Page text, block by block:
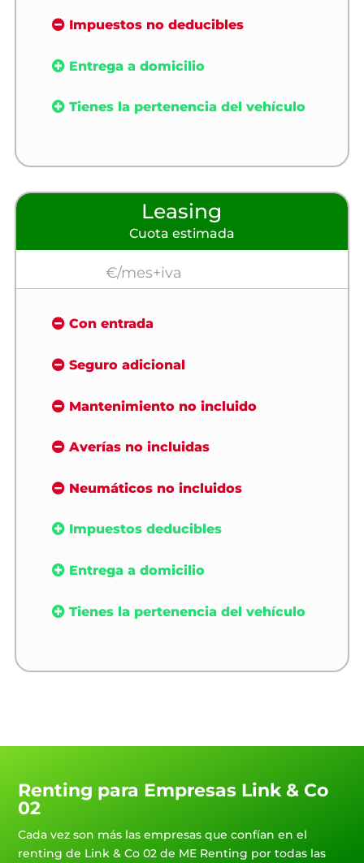
Impuestos no deducibles
Entrega a domicilio
Tienes la pertenencia del vehículo
Leasing
Cuota estimada
€/mes+iva
Con entrada
Seguro adicional
Mantenimiento no incluido
Averías no incluidas
Neumáticos no incluidos
Impuestos deducibles
Entrega a domicilio
Tienes la pertenencia del vehículo
Renting para Empresas Link & Co
02
Cada vez son más las empresas que confían en el
renting de Link & Co 02 de ME Renting por todas las